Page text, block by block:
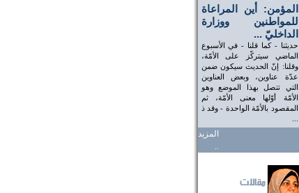
المؤمن: أين المراعاة
للمواطنين ووزارة
الداخليّ ...
حديثنا - كما قلنا - في الأسبوع
الماضي سيتركّز على الأمّة،
وقلنا: إنّ الحديث سيكون ضمن
عدّة عناوين، وبعض العناوين
التي تتصل بهذا الموضع وهو
الأمّة أوّلها معنى الأمّة، ثم
المقصود بالأمّة الواحدة - وقد ذ
المزيد
..